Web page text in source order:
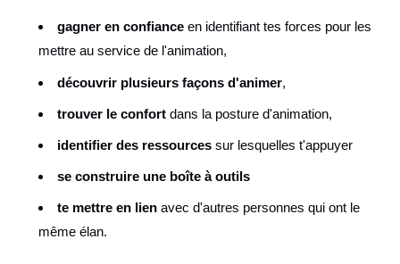
gagner en confianceen identifiant tes forces pour les
mettre au service de l'animation,
découvrir plusieurs façons d'animer,
trouver le confortdans la posture d'animation,
identifier des ressourcessur lesquelles t'appuyer
se construire une boîte à outils
te mettre en lienavec d'autres personnes qui ont le
même élan.